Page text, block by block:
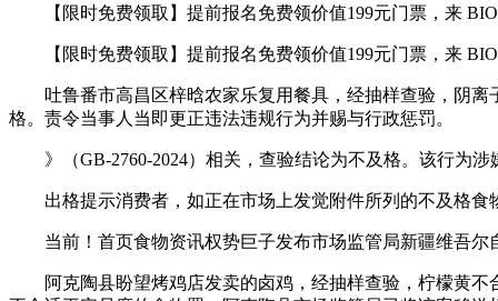
【限时免费领取】提前报名免费领价值199元门票，来
【限时免费领取】提前报名免费领价值199元门票，来
吐鲁番市高昌区梓晗农家乐复用餐具，经抽样查验，阴离
格。责令当事人当即更正违法违规行为并赐与行政惩罚。
》（GB-2760-2024）相关，查验结论为不及格。该行为涉
出格提示消费者，如正在市场上发觉附件所列的不及格食
当前！首页食物资讯权势巨子发布市场监管局新疆维吾尔
阿克陶县盼望烤鸡店发卖的卤鸡，经抽样查验，柠檬黄不